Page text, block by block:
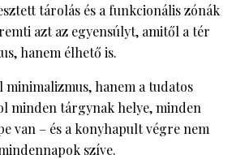
tárolás és a funkcionális zónák
azt az egyensúlyt, amitől a tér
hanem élhető is.
minimalizmus, hanem a tudatos
minden tárgynak helye, minden
van – és a konyhapult végre nem
szíve.